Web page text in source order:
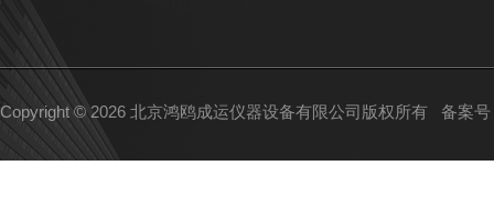
Copyright © 2026 北京鸿鸥成运仪器设备有限公司版权所有 备案号